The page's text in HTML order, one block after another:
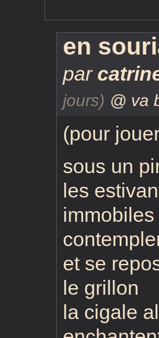
en
par
jours) @ va
(pour
sous un
les
et se
le grillon
la cigale